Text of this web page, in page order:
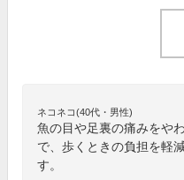
ネコネコ(40代・男性)
魚の目や足裏の痛みをや
で、歩くときの負担を軽
す。